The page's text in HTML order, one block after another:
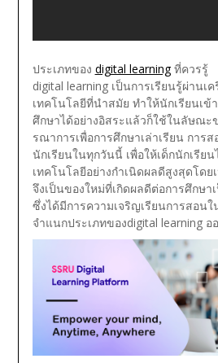
ประเภทของ digital learningที่ควรรู้
digital learning เป็นการเรียนรู้ผ่านเ
เทคโนโลยีที่นำสมัย ทำให้นักเรียนเข้
ศึกษาได้อย่างอิสระแล้วก็ใช้ในลัษณะ
รณาการเพื่อการศึกษาเล่าเรียน การ
นักเรียนในทุกวันนี้ เพื่อให้เด็กนักเรีย
เทคโนโลยีอย่างกำเนิดผลดีสูงสุดโดย
จึงเป็นของใหม่ที่เกิดผลดีต่อการศึกษา
ซึ่งได้มีการความเจริญเรียนการสอน
จำแนกประเภทของdigital learning